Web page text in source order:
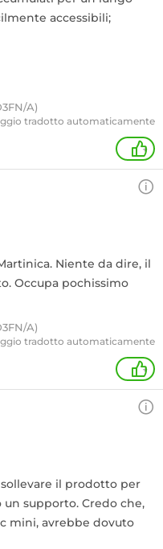
accessibili;
A)
tradotto automaticamente
+
Niente da dire, il
Occupa pochissimo
A)
tradotto automaticamente
+
il prodotto per
supporto. Credo che,
mini, avrebbe dovuto